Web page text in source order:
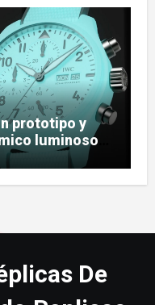
prototipo y
luminoso
De